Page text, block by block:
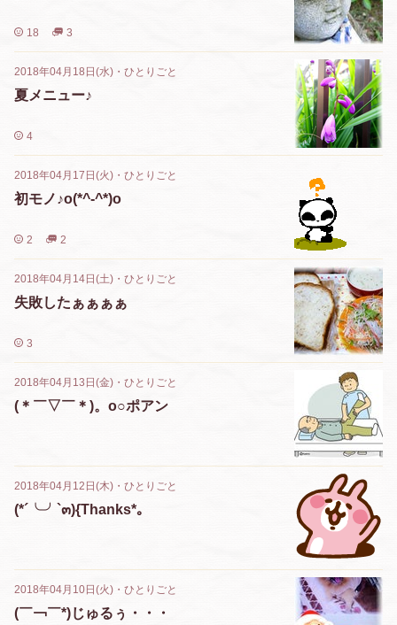
18 3
2018年04月18日(水) ・ ひとりごと
夏メニュー♪
4
2018年04月17日(火) ・ ひとりごと
初モノ♪o(*^-^*)o
2 2
2018年04月14日(土) ・ ひとりごと
失敗したぁぁぁぁ
3
2018年04月13日(金) ・ ひとりごと
(＊￣▽￣＊)。o○ポアン
2018年04月12日(木) ・ ひとりごと
(*´╰╯`๓){Thanks*｡
2018年04月10日(火) ・ ひとりごと
(￣￢￣*)じゅるぅ・・・